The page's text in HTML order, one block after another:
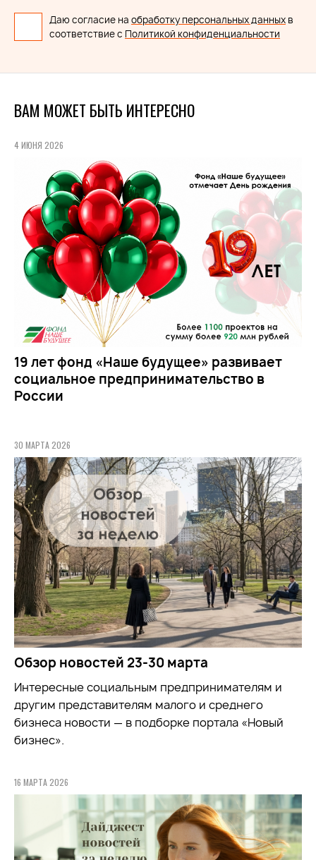
Даю согласие на обработку персональных данных в
соответствие с Политикой конфиденциальности
ВАМ МОЖЕТ БЫТЬ ИНТЕРЕСНО
4 ИЮНЯ 2026
19 лет фонд «Наше будущее» развивает
социальное предпринимательство в
России
30 МАРТА 2026
Обзор новостей 23-30 марта
Интересные социальным предпринимателям и
другим представителям малого и среднего
бизнеса новости — в подборке портала «Новый
бизнес».
16 МАРТА 2026